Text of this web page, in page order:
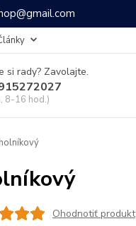
si rady? Zavolajte.
8-16 hod.)
Ohodnotiť produkt